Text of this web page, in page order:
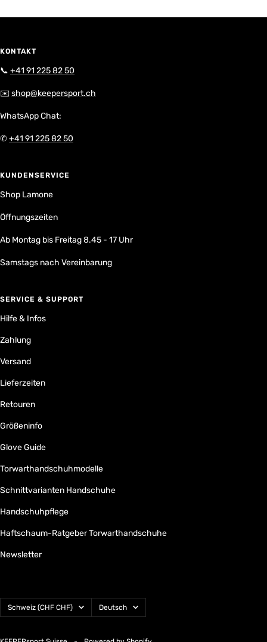
KONTAKT
📞 +41 91 225 82 50
✉️ shop@keepersport.ch
WhatsApp Chat:
✆+41 91 225 82 50
KUNDENSERVICE
Shop Lamone
Öffnungszeiten
Ab Montag bis Freitag 8.45 - 17 Uhr
Samstags nach Vereinbarung
SERVICE & SUPPORT
Hilfe & Infos
Zahlung
Versand
Lieferzeiten
Retouren
Größeninfo
Glove Guide
Torwarthandschuhmodelle
Schnittvarianten Handschuhe
Handschuhpflege
Haftschaum-Ratgeber Torwarthandschuhe
Newsletter
Land/Region
Schweiz (CHF CHF) Sprache
Deutsch